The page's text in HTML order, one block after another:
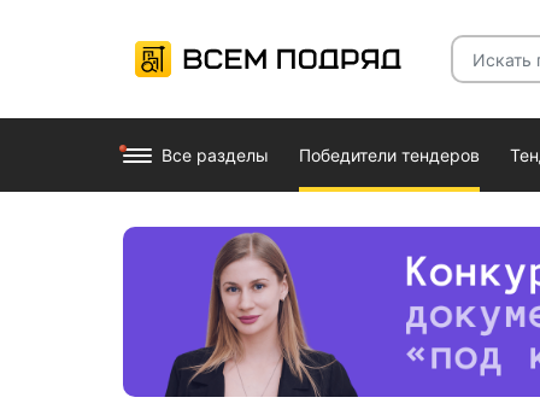
Все разделы Победители тендеров